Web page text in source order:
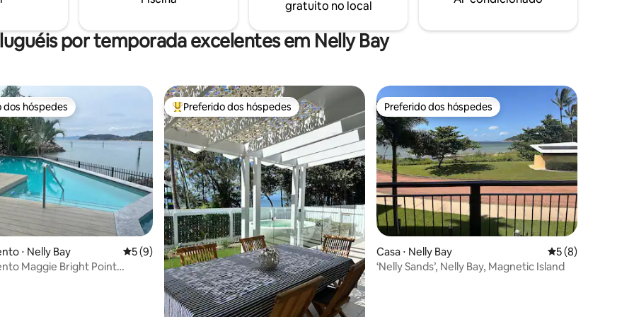
Duas varandas estendem a área de estar
gratuito no local
por temporada excelentes em Nelly Bay
de 5, 14 avaliações
dos hóspedes
dos hóspedes
⋅ Nelly Bay 5 de uma avaliação média de 5, 9 avaliações
5 (9)
Maggie Bright Point
Entre os melhores preferidos dos hóspedes
Preferido dos hóspedes Preferido dos hóspedes
Preferido dos hóspedes
Casa ⋅ Nelly Bay 5 de uma
5 (8)
‘Nelly Sands’, Nelly Bay, Magnetic Island